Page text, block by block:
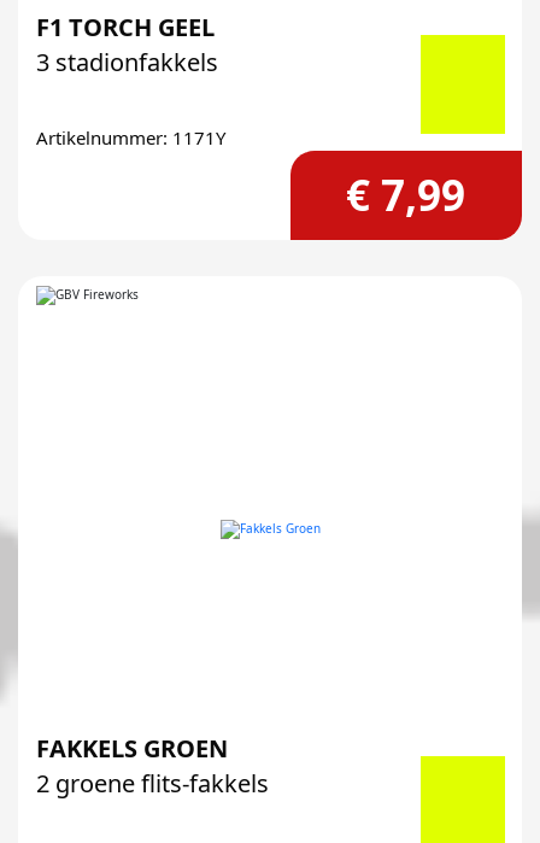
F1 TORCH GEEL
3 stadionfakkels
Artikelnummer: 1171Y
€ 7,99
FAKKELS GROEN
2 groene flits-fakkels